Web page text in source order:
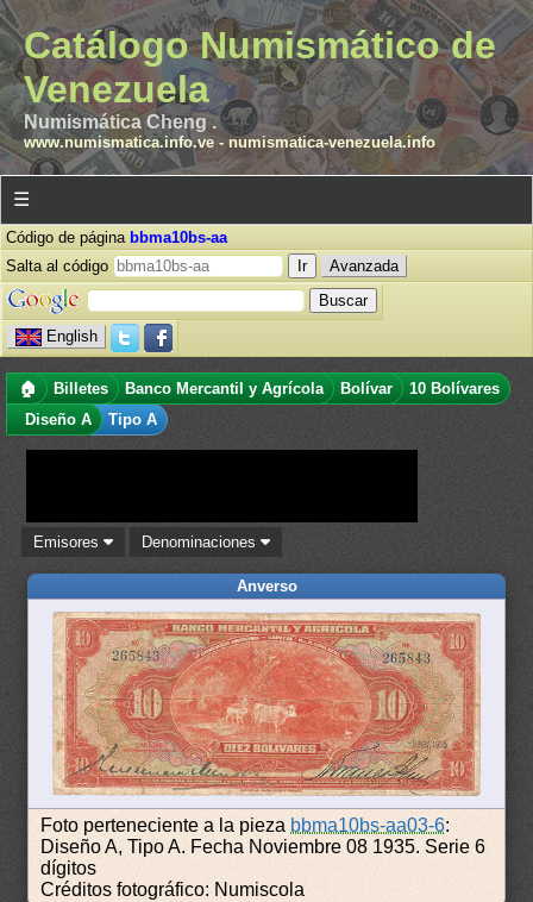
Catálogo Numismático de
Venezuela
Numismática Cheng .
www.numismatica.info.ve- numismatica-venezuela.info
☰
Código de página bbma10bs-aa
Salta al código
Avanzada
English
🏠 Billetes Banco Mercantil y Agrícola Bolívar
10 Bolívares
Diseño A
Tipo A
Emisores Denominaciones
Anverso
Foto perteneciente a la pieza bbma10bs-aa03-6:
Diseño A, Tipo A. Fecha Noviembre 08 1935. Serie 6
dígitos
Créditos fotográfico: Numiscola